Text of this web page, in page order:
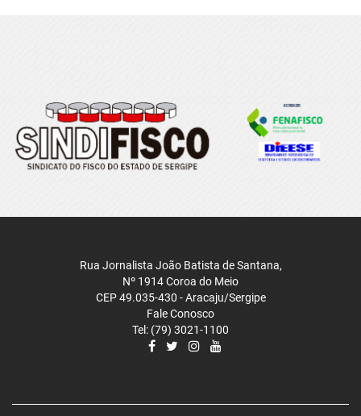
Rua Jornalista João Batista de Santana,
Nº 1914 Coroa do Meio
CEP 49.035-430 - Aracaju/Sergipe
Fale Conosco
Tel: (79) 3021-1100